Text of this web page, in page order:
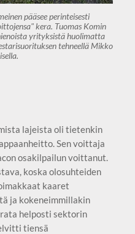
pääsee perinteisesti
kera. Tuomas Komin
yrityksistä huolimatta
tehneellä Mikko
lajeista oli tietenkin
Sen voittaja
osakilpailun voittanut.
koska olosuhteiden
kaaret
ja kokeneimmillakin
helposti sektorin
tiensä